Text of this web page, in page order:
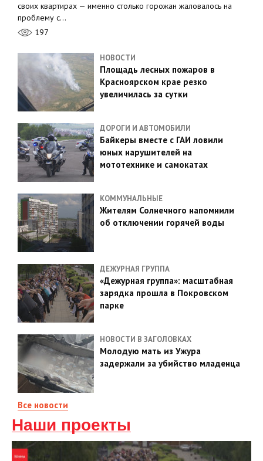
своих квартирах — именно столько горожан жаловалось на
проблему с…
197
НОВОСТИ
Площадь лесных пожаров в
Красноярском крае резко
увеличилась за сутки
ДОРОГИ И АВТОМОБИЛИ
Байкеры вместе с ГАИ ловили
юных нарушителей на
мототехнике и самокатах
КОММУНАЛЬНЫЕ
Жителям Солнечного напомнили
об отключении горячей воды
ДЕЖУРНАЯ ГРУППА
«Дежурная группа»: масштабная
зарядка прошла в Покровском
парке
НОВОСТИ В ЗАГОЛОВКАХ
Молодую мать из Ужура
задержали за убийство младенца
Все новости
Наши проекты